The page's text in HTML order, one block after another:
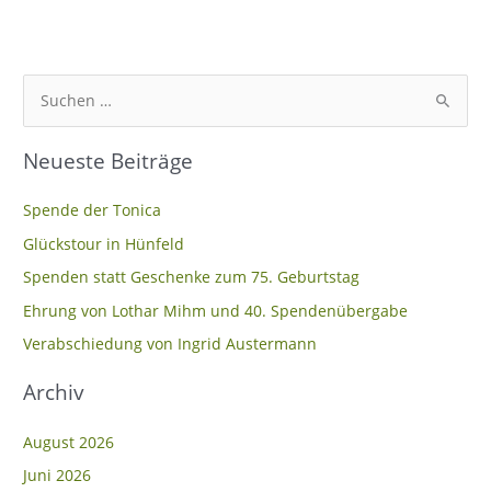
u
c
e
n
n
a
c
:
Neueste Beiträge
Spende der Tonica
Glückstour in Hünfeld
Spenden statt Geschenke zum 75. Geburtstag
Ehrung von Lothar Mihm und 40. Spendenübergabe
Verabschiedung von Ingrid Austermann
Archiv
August 2026
Juni 2026